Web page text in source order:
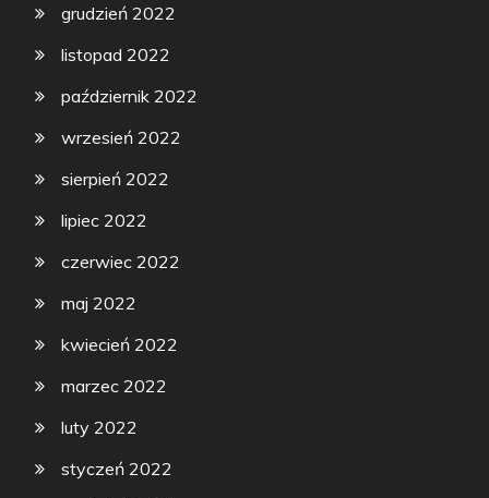
grudzień 2022
listopad 2022
październik 2022
wrzesień 2022
sierpień 2022
lipiec 2022
czerwiec 2022
maj 2022
kwiecień 2022
marzec 2022
luty 2022
styczeń 2022